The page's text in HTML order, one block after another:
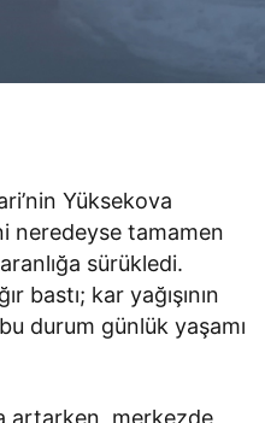
Yüksekova
neredeyse tamamen
sürükledi.
bastı; kar yağışının
durum günlük yaşamı